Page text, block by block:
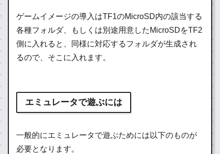
ゲームイメージの導入はTF1のMicroSD内の該当する
各種フォルダ、もしくは別途用意したMicroSDをTF2
側に入れると、同様に対応するフォルダが生成され
るので、そこに入れます。
エミュレータで遊ぶには
一般的にエミュレータで遊ぶためには以下のものが
必要となります。